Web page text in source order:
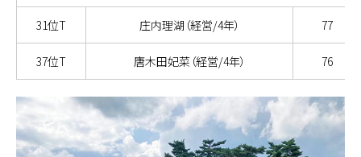
31位T 庄内理湖（経営/4年） 77
37位T 唐木田妃菜（経営/4年） 76